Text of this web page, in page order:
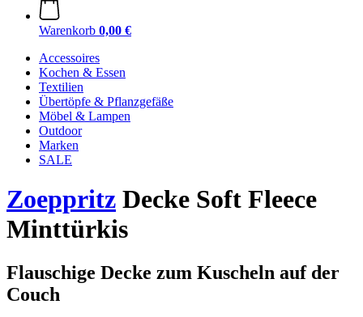
Warenkorb 0,00 €
Accessoires
Kochen & Essen
Textilien
Übertöpfe & Pflanzgefäße
Möbel & Lampen
Outdoor
Marken
SALE
Zoeppritz Decke Soft Fleece
Minttürkis
Flauschige Decke zum Kuscheln auf der
Couch